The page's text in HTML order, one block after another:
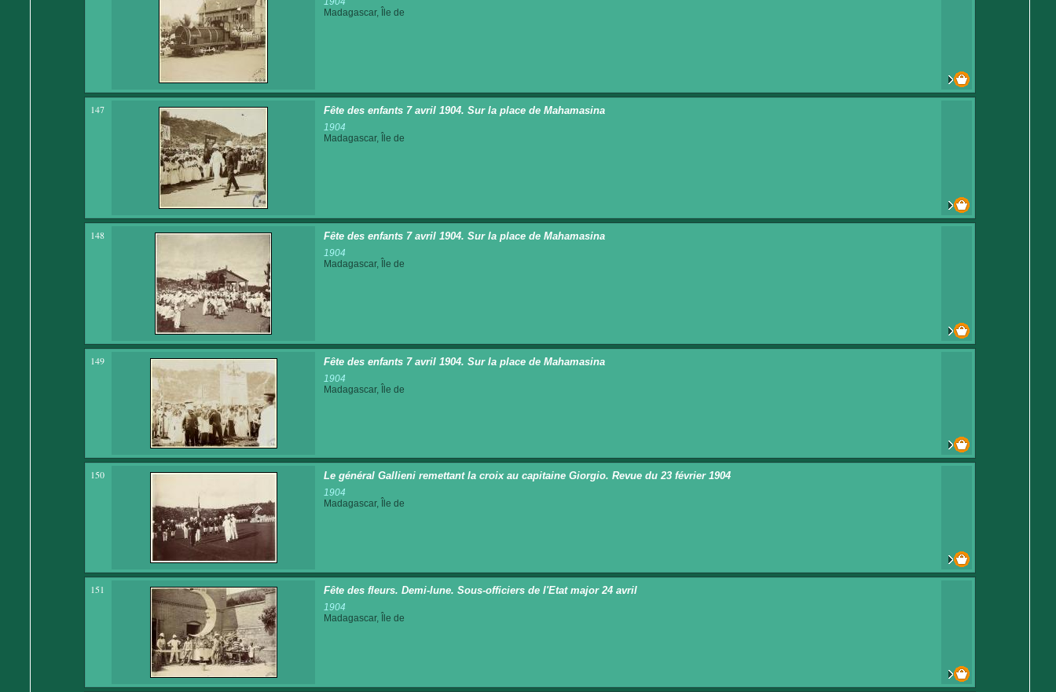
Madagascar, Île de
147 Fête des enfants 7 avril 1904. Sur la place de Mahamasina
1904
Madagascar, Île de
148 Fête des enfants 7 avril 1904. Sur la place de Mahamasina
1904
Madagascar, Île de
149 Fête des enfants 7 avril 1904. Sur la place de Mahamasina
1904
Madagascar, Île de
150 Le général Gallieni remettant la croix au capitaine Giorgio. Revue du 23 février 1904
1904
Madagascar, Île de
151 Fête des fleurs. Demi-lune. Sous-officiers de l'Etat major 24 avril
1904
Madagascar, Île de